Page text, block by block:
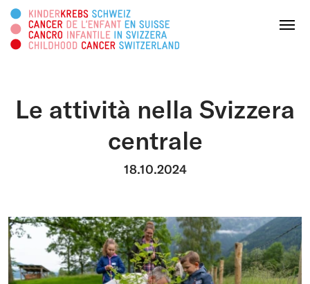
Menu
Survivorship
Piattaforma informativa
DONATE ORA
Cercare in questa pagina
Le attività nella Svizzera
centrale
18.10.2024